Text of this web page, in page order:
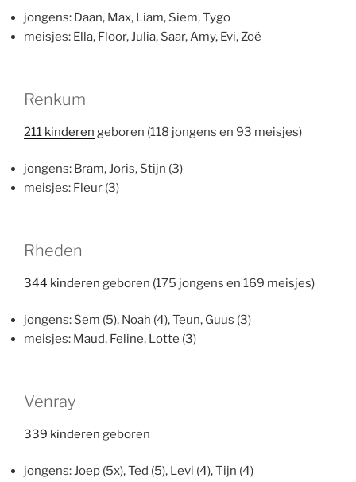
jongens: Daan, Max, Liam, Siem, Tygo
meisjes: Ella, Floor, Julia, Saar, Amy, Evi, Zoë
Renkum
211 kinderen geboren (118 jongens en 93 meisjes)
jongens: Bram, Joris, Stijn (3)
meisjes: Fleur (3)
Rheden
344 kinderen geboren (175 jongens en 169 meisjes)
jongens: Sem (5), Noah (4), Teun, Guus (3)
meisjes: Maud, Feline, Lotte (3)
Venray
339 kinderen geboren
jongens: Joep (5x), Ted (5), Levi (4), Tijn (4)